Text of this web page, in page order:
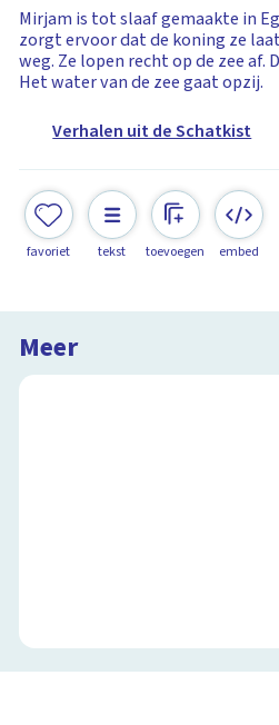
Mirjam is tot slaaf gemaakte in
zorgt ervoor dat de koning ze
weg. Ze lopen recht op de zee af.
Het water van de zee gaat opzij.
Verhalen uit de Schatkist
favoriet tekst toevoegen embed
Meer